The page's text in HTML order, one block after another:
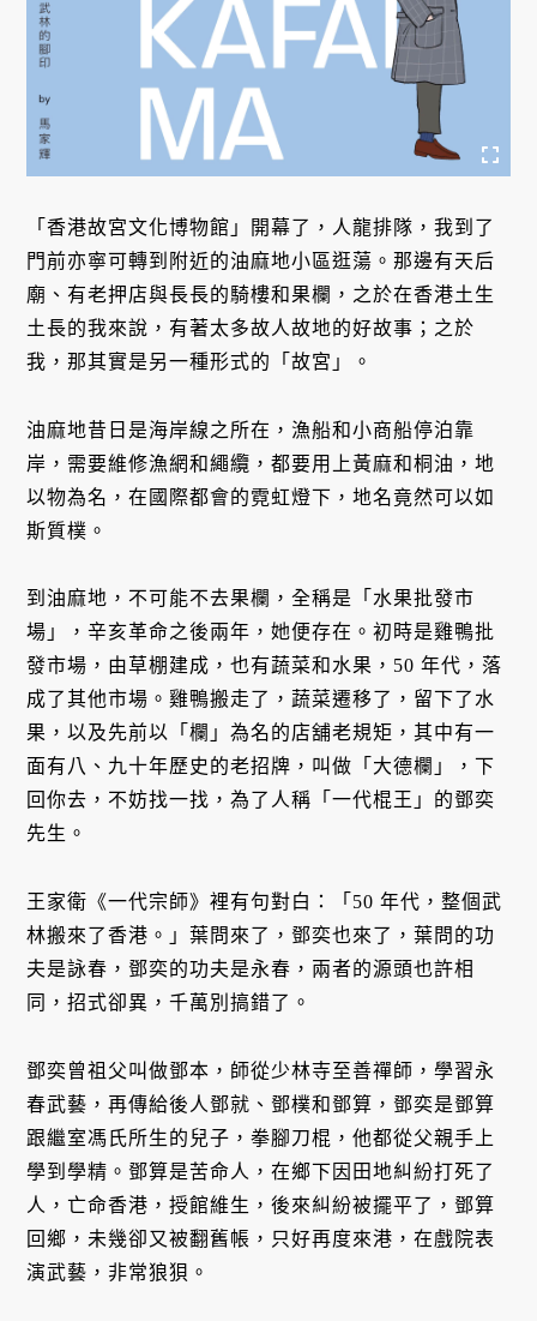
「香港故宮文化博物館」開幕了，人龍排隊，我到了
門前亦寧可轉到附近的油麻地小區逛蕩。那邊有天后
廟、有老押店與長長的騎樓和果欄，之於在香港土生
土長的我來說，有著太多故人故地的好故事；之於
我，那其實是另一種形式的「故宮」。
油麻地昔日是海岸線之所在，漁船和小商船停泊靠
岸，需要維修漁網和繩纜，都要用上黃麻和桐油，地
以物為名，在國際都會的霓虹燈下，地名竟然可以如
斯質樸。
到油麻地，不可能不去果欄，全稱是「水果批發市
場」，辛亥革命之後兩年，她便存在。初時是雞鴨批
發市場，由草棚建成，也有蔬菜和水果，50 年代，落
成了其他市場。雞鴨搬走了，蔬菜遷移了，留下了水
果，以及先前以「欄」為名的店舖老規矩，其中有一
面有八、九十年歷史的老招牌，叫做「大德欄」，下
回你去，不妨找一找，為了人稱「一代棍王」的鄧奕
先生。
王家衛《一代宗師》裡有句對白：「50 年代，整個武
林搬來了香港。」葉問來了，鄧奕也來了，葉問的功
夫是詠春，鄧奕的功夫是永春，兩者的源頭也許相
同，招式卻異，千萬別搞錯了。
鄧奕曾祖父叫做鄧本，師從少林寺至善禪師，學習永
春武藝，再傳給後人鄧就、鄧樸和鄧算，鄧奕是鄧算
跟繼室馮氏所生的兒子，拳腳刀棍，他都從父親手上
學到學精。鄧算是苦命人，在鄉下因田地糾紛打死了
人，亡命香港，授館維生，後來糾紛被擺平了，鄧算
回鄉，未幾卻又被翻舊帳，只好再度來港，在戲院表
演武藝，非常狼狽。